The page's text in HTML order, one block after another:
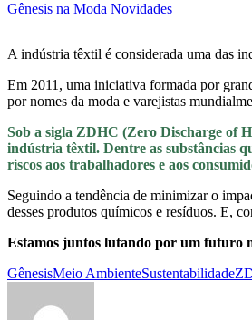
Gênesis na Moda Novidades
A indústria têxtil é considerada uma das
Em 2011, uma iniciativa formada por
por nomes da moda e varejistas
Sob a sigla ZDHC (Zero Discharge of
indústria têxtil. Dentre as substâncias
riscos aos trabalhadores e aos
Seguindo a tendência de minimizar o
desses produtos químicos e resíduos. E,
Estamos juntos lutando por um futuro
GênesisMeio AmbienteSustentabilidade